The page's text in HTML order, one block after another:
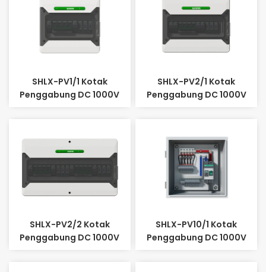
SHLX-PV1/1 Kotak
Penggabung DC 1000V
SHLX-PV2/1 Kotak
Penggabung DC 1000V
SHLX-PV2/2 Kotak
Penggabung DC 1000V
SHLX-PV10/1 Kotak
Penggabung DC 1000V